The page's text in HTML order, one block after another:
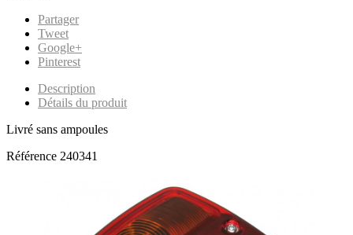
Partager
Tweet
Google+
Pinterest
Description
Détails du produit
Livré sans ampoules
Référence 240341